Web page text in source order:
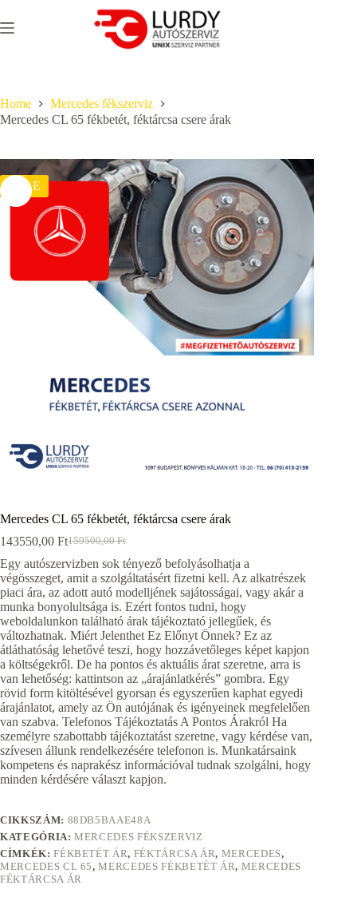
to
content
Home
Mercedes fékszerviz
Mercedes CL 65 fékbetét, féktárcsa csere árak
SALE
Mercedes CL 65 fékbetét, féktárcsa csere árak
159500,00Ft
Original
price
was:
159500,00 Ft.
143550,00 FtCurrent
price
is:
143550,00 Ft.
Egy autószervizben sok tényező befolyásolhatja a
végösszeget, amit a szolgáltatásért fizetni kell. Az alkatrészek
piaci ára, az adott autó modelljének sajátosságai, vagy akár a
munka bonyolultsága is. Ezért fontos tudni, hogy
weboldalunkon található árak tájékoztató jellegűek, és
változhatnak. Miért Jelenthet Ez Előnyt Önnek? Ez az
átláthatóság lehetővé teszi, hogy hozzávetőleges képet kapjon
a költségekről. De ha pontos és aktuális árat szeretne, arra is
van lehetőség: kattintson az „árajánlatkérés” gombra. Egy
rövid form kitöltésével gyorsan és egyszerűen kaphat egyedi
árajánlatot, amely az Ön autójának és igényeinek megfelelően
van szabva. Telefonos Tájékoztatás A Pontos Árakról Ha
személyre szabottabb tájékoztatást szeretne, vagy kérdése van,
szívesen állunk rendelkezésére telefonon is. Munkatársaink
kompetens és naprakész információval tudnak szolgálni, hogy
minden kérdésére választ kapjon.
CIKKSZÁM: 88DB5BAAE48A
KATEGÓRIA:MERCEDES FÉKSZERVIZ
CÍMKÉK:FÉKBETÉT ÁR, FÉKTÁRCSA ÁR, MERCEDES,
MERCEDES CL 65,MERCEDES FÉKBETÉT ÁR, MERCEDES
FÉKTÁRCSA ÁR